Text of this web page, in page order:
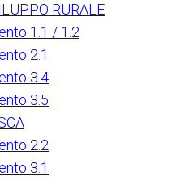
RURALE
1.1 / 1.2
2.1
3.4
3.5
2.2
3.1